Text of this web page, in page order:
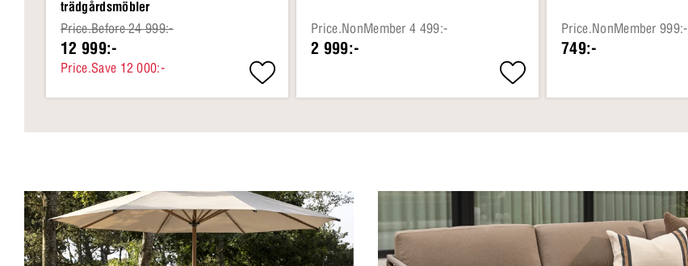
trädgårdsmöbler
Price.Before 24 999:-
12 999:-
Price.Save 12 000:-
Price.NonMember 4 499:-
2 999:-
Price.NonMember 999:-
749:-